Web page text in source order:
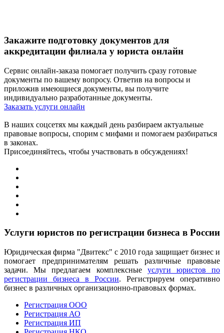
Закажите подготовку документов для
аккредитации филиала у юриста онлайн
Сервис онлайн-заказа помогает получить сразу готовые
документы по вашему вопросу. Ответив на вопросы и
приложив имеющиеся документы, вы получите
индивидуально разработанные документы.
Заказать услуги онлайн
В наших соцсетях мы каждый день разбираем актуальные
правовые вопросы, спорим с мифами и помогаем разбираться
в законах.
Присоединяйтесь, чтобы участвовать в обсуждениях!
Услуги юристов по регистрации бизнеса в России
Юридическая фирма "Двитекс" с 2010 года защищает бизнес и
помогает предпринимателям решать различные правовые
задачи. Мы предлагаем комплексные услуги юристов по
регистрации бизнеса в России. Регистрируем оперативно
бизнес в различных организационно-правовых формах.
Регистрация ООО
Регистрация АО
Регистрация ИП